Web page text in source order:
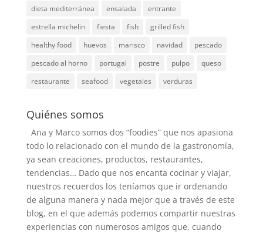
dieta mediterránea
ensalada
entrante
estrella michelin
fiesta fish
grilled fish
healthy food
huevos marisco navidad
pescado
pescado al horno
portugal postre pulpo
queso
restaurante
seafood vegetales verduras
Quiénes somos
Ana y Marco somos dos “foodies” que nos apasiona
todo lo relacionado con el mundo de la gastronomía,
ya sean creaciones, productos, restaurantes,
tendencias… Dado que nos encanta cocinar y viajar,
nuestros recuerdos los teníamos que ir ordenando
de alguna manera y nada mejor que a través de este
blog, en el que además podemos compartir nuestras
experiencias con numerosos amigos que, cuando